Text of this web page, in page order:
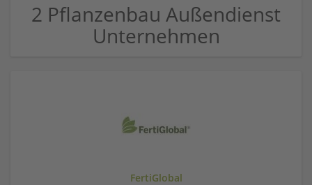
2 Pflanzenbau Außendienst
Unternehmen
FertiGlobal